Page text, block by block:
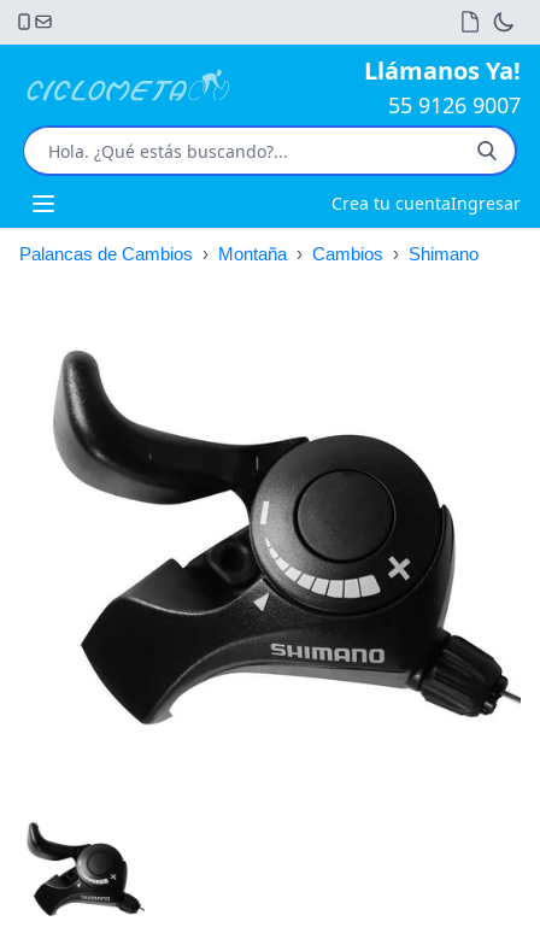
Llámanos Ya!
55 9126 9007
Open main menu Crea tu cuentaIngresar
Palancas de Cambios › Montaña › Cambios › Shimano